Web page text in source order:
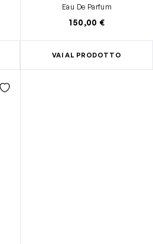
Eau De Parfum
150,00 €
VAI AL PRODOTTO